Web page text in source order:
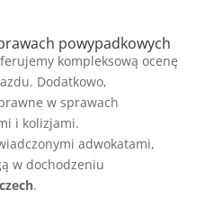
powypadkowych
kompleksową ocenę
Dodatkowo,
w sprawach
i kolizjami.
adwokatami,
w dochodzeniu
.